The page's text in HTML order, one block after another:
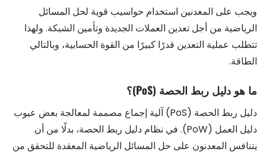
ويجب على المعدنين استخدام حواسيب قوية لحل المسائل
الرياضية من أجل تعدين العملات الجديدة وتأمين الشبكة. ولهذا
تتطلب عملية التعدين قدرًا كبيرًا من القوة الحسابية، وبالتالي
الطاقة.
ما هو دليل ربط الحصة (PoS)؟
دليل ربط الحصة (PoS) آلية إجماع مصممة لمعالجة بعض عيوب
دليل العمل (PoW). في نظام دليل ربط الحصة، بدلًا من أن
يتنافس المعدنون على حل المسائل الرياضية المعقدة للتحقق من